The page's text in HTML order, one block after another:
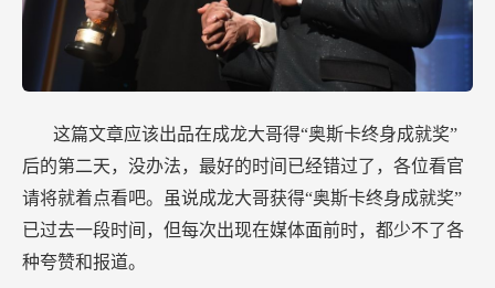
“更
命”
这篇文章应该出品在成龙大哥得“奥斯卡终身成就奖”
后的第二天，没办法，最好的时间已经错过了，各位看官
请将就着点看吧。虽说成龙大哥获得“奥斯卡终身成就奖”
已过去一段时间，但每次出现在媒体面前时，都少不了各
种夸赞和报道。